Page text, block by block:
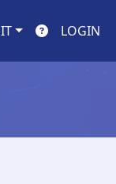
IT LOGIN